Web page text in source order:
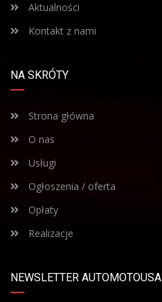
Aktualności
Kontakt z nami
NA SKRÓTY
Strona główna
O nas
Usługi
Ogłoszenia / oferta
Opłaty
Realizacje
NEWSLETTER AUTOMOTOUSA